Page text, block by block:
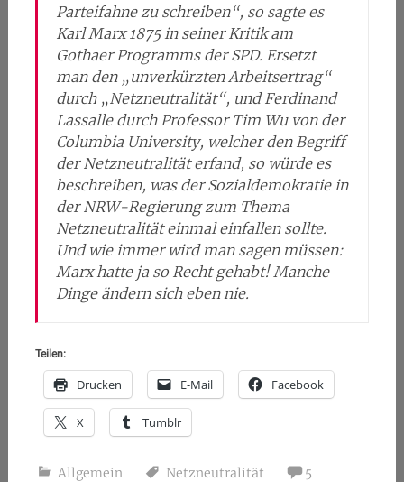
Parteifahne zu schreiben“, so sagte es
Karl Marx 1875 in seiner Kritik am
Gothaer Programms der SPD. Ersetzt
man den „unverkürzten Arbeitsertrag“
durch „Netzneutralität“, und Ferdinand
Lassalle durch Professor Tim Wu von der
Columbia University, welcher den Begriff
der Netzneutralität erfand, so würde es
beschreiben, was der Sozialdemokratie in
der NRW-Regierung zum Thema
Netzneutralität einmal einfallen sollte.
Und wie immer wird man sagen müssen:
Marx hatte ja so Recht gehabt! Manche
Dinge ändern sich eben nie.
Teilen:
Drucken E-Mail Facebook
X Tumblr
Allgemein Netzneutralität
5